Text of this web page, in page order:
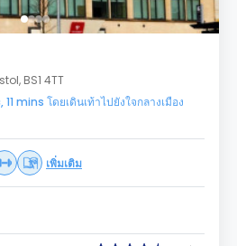
BS1 4TT
mins โดยเดินเท้าไปยังใจกลางเมือง
เพิ่มเติม